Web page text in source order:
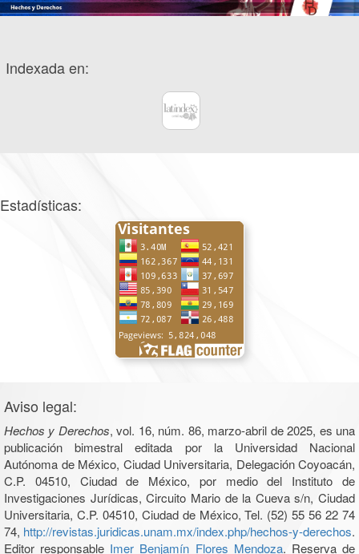
Indexada en:
Estadísticas:
Aviso legal:
Hechos y Derechos, vol. 16, núm. 86, marzo-abril de 2025, es una
publicación bimestral editada por la Universidad Nacional
Autónoma de México, Ciudad Universitaria, Delegación Coyoacán,
C.P. 04510, Ciudad de México, por medio del Instituto de
Investigaciones Jurídicas, Circuito Mario de la Cueva s/n, Ciudad
Universitaria, C.P. 04510, Ciudad de México, Tel. (52) 55 56 22 74
74, http://revistas.juridicas.unam.mx/index.php/hechos-y-derechos.
Editor responsable Imer Benjamín Flores Mendoza. Reserva de